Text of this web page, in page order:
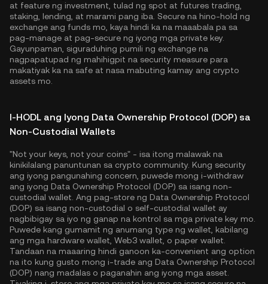
at feature ng investment, tulad ng spot at futures trading,
staking, lending, at marami pang iba. Secure na hino-hold ng
exchange ang funds mo, kaya hindi ka na maaabala pa sa
pag-manage at pag-secure ng iyong mga private key.
Gayunpaman, siguraduhing pumili ng exchange na
nagpapatupad ng mahihigpit na security measure para
makatiyak ka na safe at nasa mabuting kamay ang crypto
assets mo.
I-HODL ang Iyong Data Ownership Protocol (DOP) sa
Non-Custodial Wallets
"Not your keys, not your coins" - isa itong malawak na
kinikilalang panuntunan sa crypto community. Kung security
ang iyong pangunahing concern, puwede mong i-withdraw
ang iyong Data Ownership Protocol (DOP) sa isang non-
custodial wallet. Ang pag-store ng Data Ownership Protocol
(DOP) sa isang non-custodial o self-custodial wallet ay
nagbibigay sa iyo ng ganap na kontrol sa mga private key mo.
Puwede kang gumamit ng anumang type ng wallet, kabilang
ang mga hardware wallet, Web3 wallet, o paper wallet.
Tandaan na maaaring hindi ganoon ka-convenient ang option
na ito kung gusto mong i-trade ang Data Ownership Protocol
(DOP) nang madalas o paganahin ang iyong mga asset.